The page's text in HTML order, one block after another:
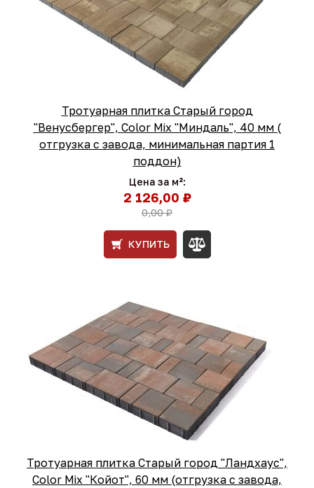
Тротуарная плитка Старый город
"Венусбергер", Color Mix "Миндаль", 40 мм (
отгрузка с завода, минимальная партия 1
поддон)
Цена за м²:
2 126,00 ₽
0,00 ₽
КУПИТЬ
Тротуарная плитка Старый город "Ландхаус",
Color Mix "Койот", 60 мм (отгрузка с завода,